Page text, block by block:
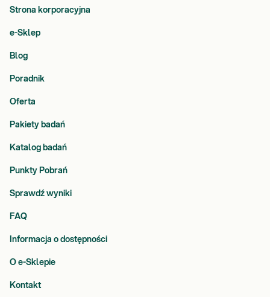
Strona korporacyjna
e-Sklep
Blog
Poradnik
Oferta
Pakiety badań
Katalog badań
Punkty Pobrań
Sprawdź wyniki
FAQ
Informacja o dostępności
O e-Sklepie
Kontakt